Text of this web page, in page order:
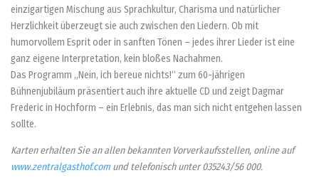
einzigartigen Mischung aus Sprachkultur, Charisma und natürlicher
Herzlichkeit überzeugt sie auch zwischen den Liedern. Ob mit
humorvollem Esprit oder in sanften Tönen – jedes ihrer Lieder ist eine
ganz eigene Interpretation, kein bloßes Nachahmen.
Das Programm „Nein, ich bereue nichts!“ zum 60-jährigen
Bühnenjubiläum präsentiert auch ihre aktuelle CD und zeigt Dagmar
Frederic in Hochform – ein Erlebnis, das man sich nicht entgehen lassen
sollte.
Karten erhalten Sie an allen bekannten Vorverkaufsstellen, online auf
www.zentralgasthof.com und telefonisch unter 035243/56 000.